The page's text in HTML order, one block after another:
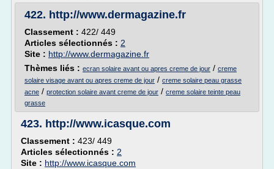
422. http://www.dermagazine.fr
Classement : 422/ 449
Articles sélectionnés : 2
Site : http://www.dermagazine.fr
Thèmes liés : ecran solaire avant ou apres creme de jour / creme
solaire visage avant ou apres creme de jour / creme solaire peau grasse
acne / protection solaire avant creme de jour / creme solaire teinte peau
grasse
423. http://www.icasque.com
Classement : 423/ 449
Articles sélectionnés : 2
Site : http://www.icasque.com